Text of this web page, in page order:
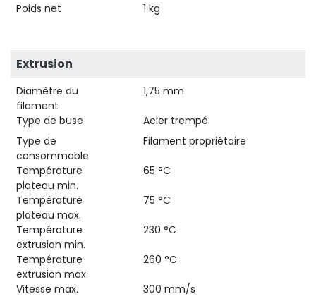
Poids net
1 kg
Extrusion
Diamètre du
filament
1,75 mm
Type de buse
Acier trempé
Type de
consommable
Filament propriétaire
Température
plateau min.
65 °C
Température
plateau max.
75 °C
Température
extrusion min.
230 °C
Température
extrusion max.
260 °C
Vitesse max.
300 mm/s